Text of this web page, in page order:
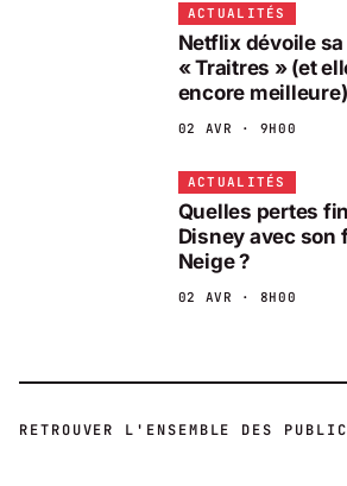
ACTUALITÉS
Netflix dévoile
« Traitres » (et
encore meilleure)
02 AVR · 9H00
ACTUALITÉS
Quelles pertes
Disney avec son
Neige ?
02 AVR · 8H00
RETROUVER L'ENSEMBLE DES